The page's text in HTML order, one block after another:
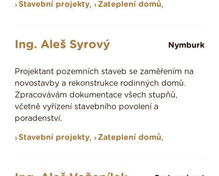
Stavební projekty, Zateplení domů,
Ing. Aleš Syrový Nymburk
Projektant pozemních staveb se zaměřením na
novostavby a rekonstrukce rodinných domů.
Zpracovávám dokumentace všech stupňů,
včetně vyřízení stavebního povolení a
poradenství.
Stavební projekty, Zateplení domů,